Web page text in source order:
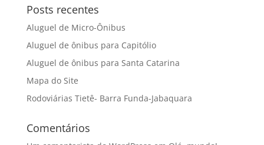
Posts recentes
Aluguel de Micro-Ônibus
Aluguel de ônibus para Capitólio
Aluguel de ônibus para Santa Catarina
Mapa do Site
Rodoviárias Tietê- Barra Funda-Jabaquara
Comentários